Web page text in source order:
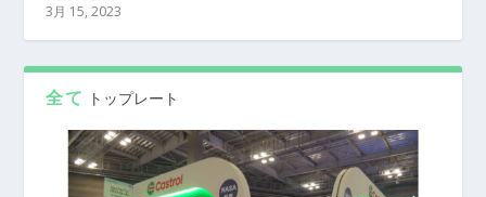
3月 15, 2023
全て トップレート